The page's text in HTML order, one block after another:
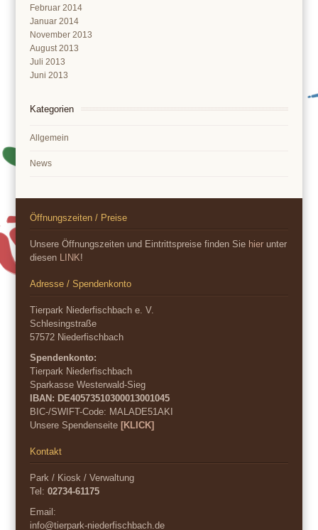
Februar 2014
Januar 2014
November 2013
August 2013
Juli 2013
Juni 2013
Kategorien
Allgemein
News
Öffnungszeiten / Preise
Unsere Öffnungszeiten und Eintrittspreise finden Sie hier unter
diesen LINK!
Adresse / Spendenkonto
Tierpark Niederfischbach e. V.
Schlesingstraße
57572 Niederfischbach
Spendenkonto:
Tierpark Niederfischbach
Sparkasse Westerwald-Sieg
IBAN: DE40573510300013001045
BIC-/SWIFT-Code: MALADE51AKI
Unsere Spendenseite[KLICK]
Kontakt
Park / Kiosk / Verwaltung
Tel:02734-61175
Email:
info@tierpark-niederfischbach.de